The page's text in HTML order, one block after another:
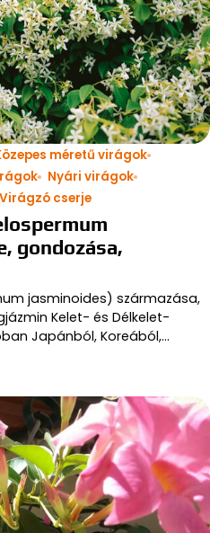
méretű virágok
Nyári virágok
Virágzó cserje
gondozása,
jasminoides) származása,
Kelet- és Délkelet-
Japánból, Koreából,…